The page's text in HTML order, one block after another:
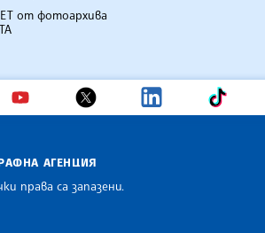
от фотоархива
АГЕНЦИЯ
права са запазени.